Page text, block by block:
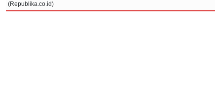
(Republika.co.id)